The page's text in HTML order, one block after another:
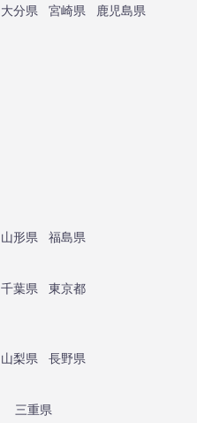
大分県 宮崎県
鹿児島県
山形県
福島県
千葉県
東京都
山梨県
長野県
三重県